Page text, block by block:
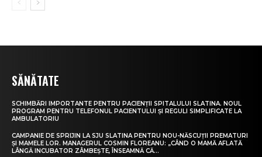
SĂNĂTATE
SCHIMBĂRI IMPORTANTE PENTRU PACIENȚII SPITALULUI SLATINA. NOUL
PROGRAM PENTRU TELEFONUL PACIENTULUI ȘI REGULI SIMPLIFICATE LA
AMBULATORIU
CAMPANIE DE SPRIJIN LA SJU SLATINA PENTRU NOU-NĂSCUȚII PREMATURI
ȘI MAMELE LOR. MANAGERUL COSMIN FLOREANU: „CÂND O MAMĂ AFLATĂ
LÂNGĂ INCUBATOR ZÂMBEȘTE, ÎNSEAMNĂ CĂ...